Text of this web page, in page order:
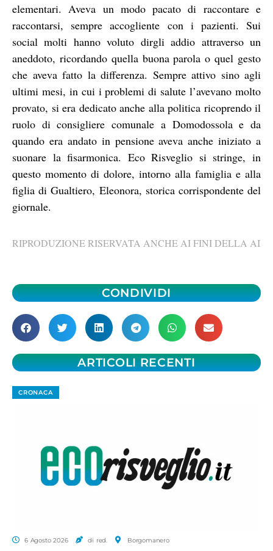
elementari. Aveva un modo pacato di raccontare e
raccontarsi, sempre accogliente con i pazienti. Sui
social molti hanno voluto dirgli addio attraverso un
aneddoto, ricordando quella buona parola o quel gesto
che aveva fatto la differenza. Sempre attivo sino agli
ultimi mesi, in cui i problemi di salute l’avevano molto
provato, si era dedicato anche alla politica ricoprendo il
ruolo di consigliere comunale a Domodossola e da
quando era andato in pensione aveva anche iniziato a
suonare la fisarmonica. Eco Risveglio si stringe, in
questo momento di dolore, intorno alla famiglia e alla
figlia di Gualtiero, Eleonora, storica corrispondente del
giornale.
RIPRODUZIONE RISERVATA ANCHE AI FINI DELLA AI
CONDIVIDI
ARTICOLI RECENTI
CRONACA
6 Agosto 2026 di red. Borgomanero